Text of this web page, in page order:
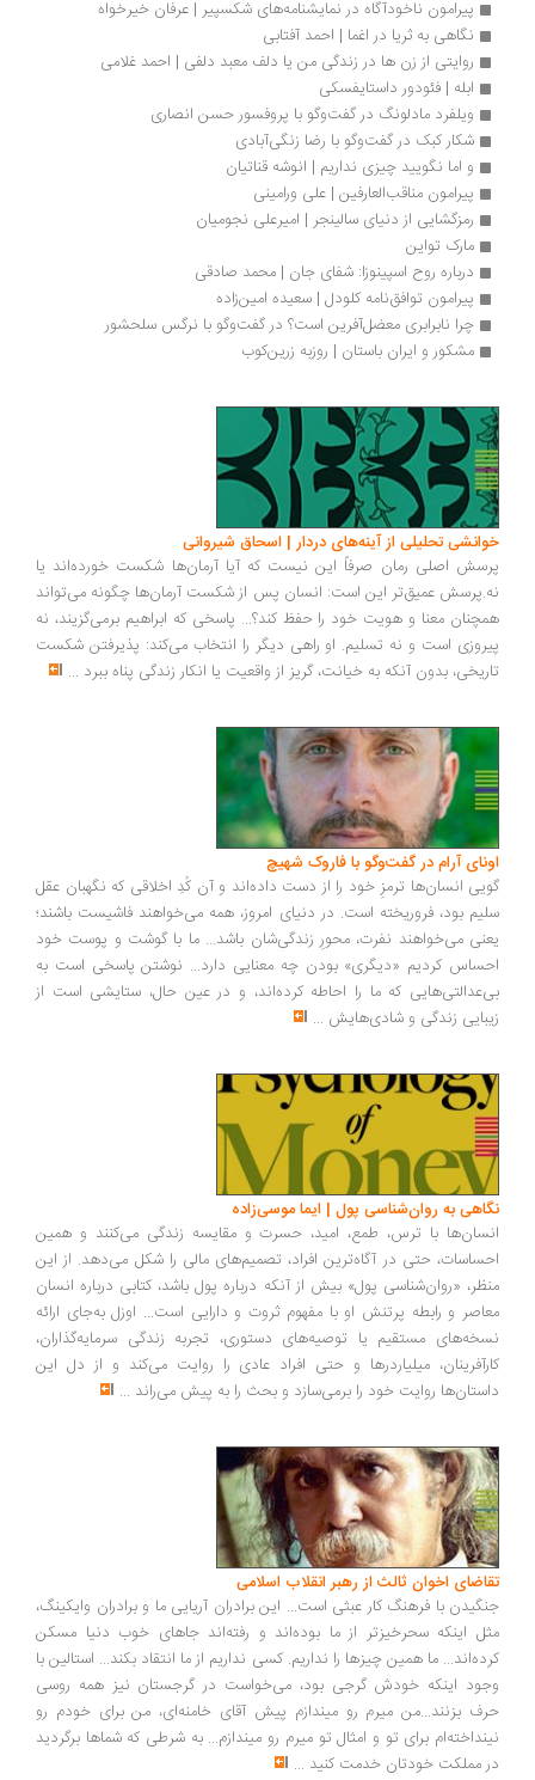
پیرامون ناخودآگاه در نمایشنامه‌های شکسپیر | عرفان خیرخواه
نگاهی به ثریا در اغما | احمد آفتابی
روایتی از زن ها در زندگی من یا دلف معبد دلفی | احمد غلامی
ابله | فئودور داستایفسکی
ویلفرد مادلونگ در گفت‌وگو با پروفسور حسن انصاری
شکار کبک در گفت‌وگو با رضا زنگی‌آبادی
و اما نگویید چیزی نداریم | انوشه قناتیان
پیرامون مناقب‌العارفین | علی ورامینی
رمزگشایی از دنیای سالینجر | امیرعلی نجومیان
مارک تواین
درباره روح اسپینوزا: شفای جان | محمد صادقی
پیرامون توافق‌نامه کلودل | سعیده امین‌زاده
چرا نابرابری معضل‌آفرین است؟ در گفت‌وگو با نرگس سلحشور
مشکور و ایران باستان | روزبه زرین‌کوب
تحلیلی از آینه‌های دردار | اسحاق شیروانی
اصلی رمان صرفاً این نیست که آیا آرمان‌ها شکست خورده‌اند یا
عمیق‌تر این است: انسان پس از شکست آرمان‌ها چگونه می‌تواند
معنا و هویت خود را حفظ کند؟... پاسخی که ابراهیم برمی‌گزیند، نه
است و نه تسلیم. او راهی دیگر را انتخاب می‌کند: پذیرفتن شکست
بدون آنکه به خیانت، گریز از واقعیت یا انکار زندگی پناه ببرد...
آرام در گفت‌وگو با فاروک شهیچ‭
انسان‌ها ترمزِ خود را از دست داده‌اند و آن کُدِ اخلاقی که نگهبان عقل
بود، فروریخته است. در دنیای امروز، همه می‌خواهند فاشیست باشند؛
می‌خواهند نفرت، محورِ زندگی‌شان باشد... ما با گوشت و پوست خود
کردیم «دیگری» بودن چه معنایی دارد... نوشتن پاسخی است به
که ما را احاطه کرده‌اند، و در عین حال، ستایشی است از
زندگی و شادی‌هایش...
به روان‌شناسی پول | ایما موسی‌زاده
با ترس، طمع، امید، حسرت و مقایسه زندگی می‌کنند و همین
حتی در آگاه‌ترین افراد، تصمیم‌های مالی را شکل می‌دهد. از این
«روان‌شناسی پول» بیش از آنکه درباره پول باشد، کتابی درباره انسان
و رابطه پرتنش او با مفهوم ثروت و دارایی است... اوزل به‌جای ارائه
مستقیم یا توصیه‌های دستوری، تجربه زندگی سرمایه‌گذاران،
میلیاردرها و حتی افراد عادی را روایت می‌کند و از دل این
روایت خود را برمی‌سازد و بحث را به پیش می‌راند ...
اخوان ثالث از رهبر انقلاب اسلامی
با فرهنگ کار عبثی است... این برادران آریایی ما و برادران وایکینگ،
اینکه سحرخیزتر از ما بوده‌اند و رفته‌اند جاهای خوب دنیا مسکن
ما همین چیزها را نداریم. کسی نداریم از ما انتقاد بکند... استالین با
اینکه خودش گرجی بود، می‌خواست در گرجستان نیز همه روسی
بزنند...من میرم رو میندازم پیش آقای خامنه‌ای، من برای خودم رو
برای تو و امثال تو میرم رو میندازم... به شرطی که شماها برگردید
مملکت خودتان خدمت کنید...